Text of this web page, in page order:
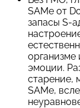
SAMe от
запасы S-
организме
эмоции.
старение,
SAMe,